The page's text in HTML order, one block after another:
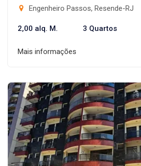
Engenheiro Passos, Resende-RJ
2,00 alq. M. 3 Quartos
Mais informações